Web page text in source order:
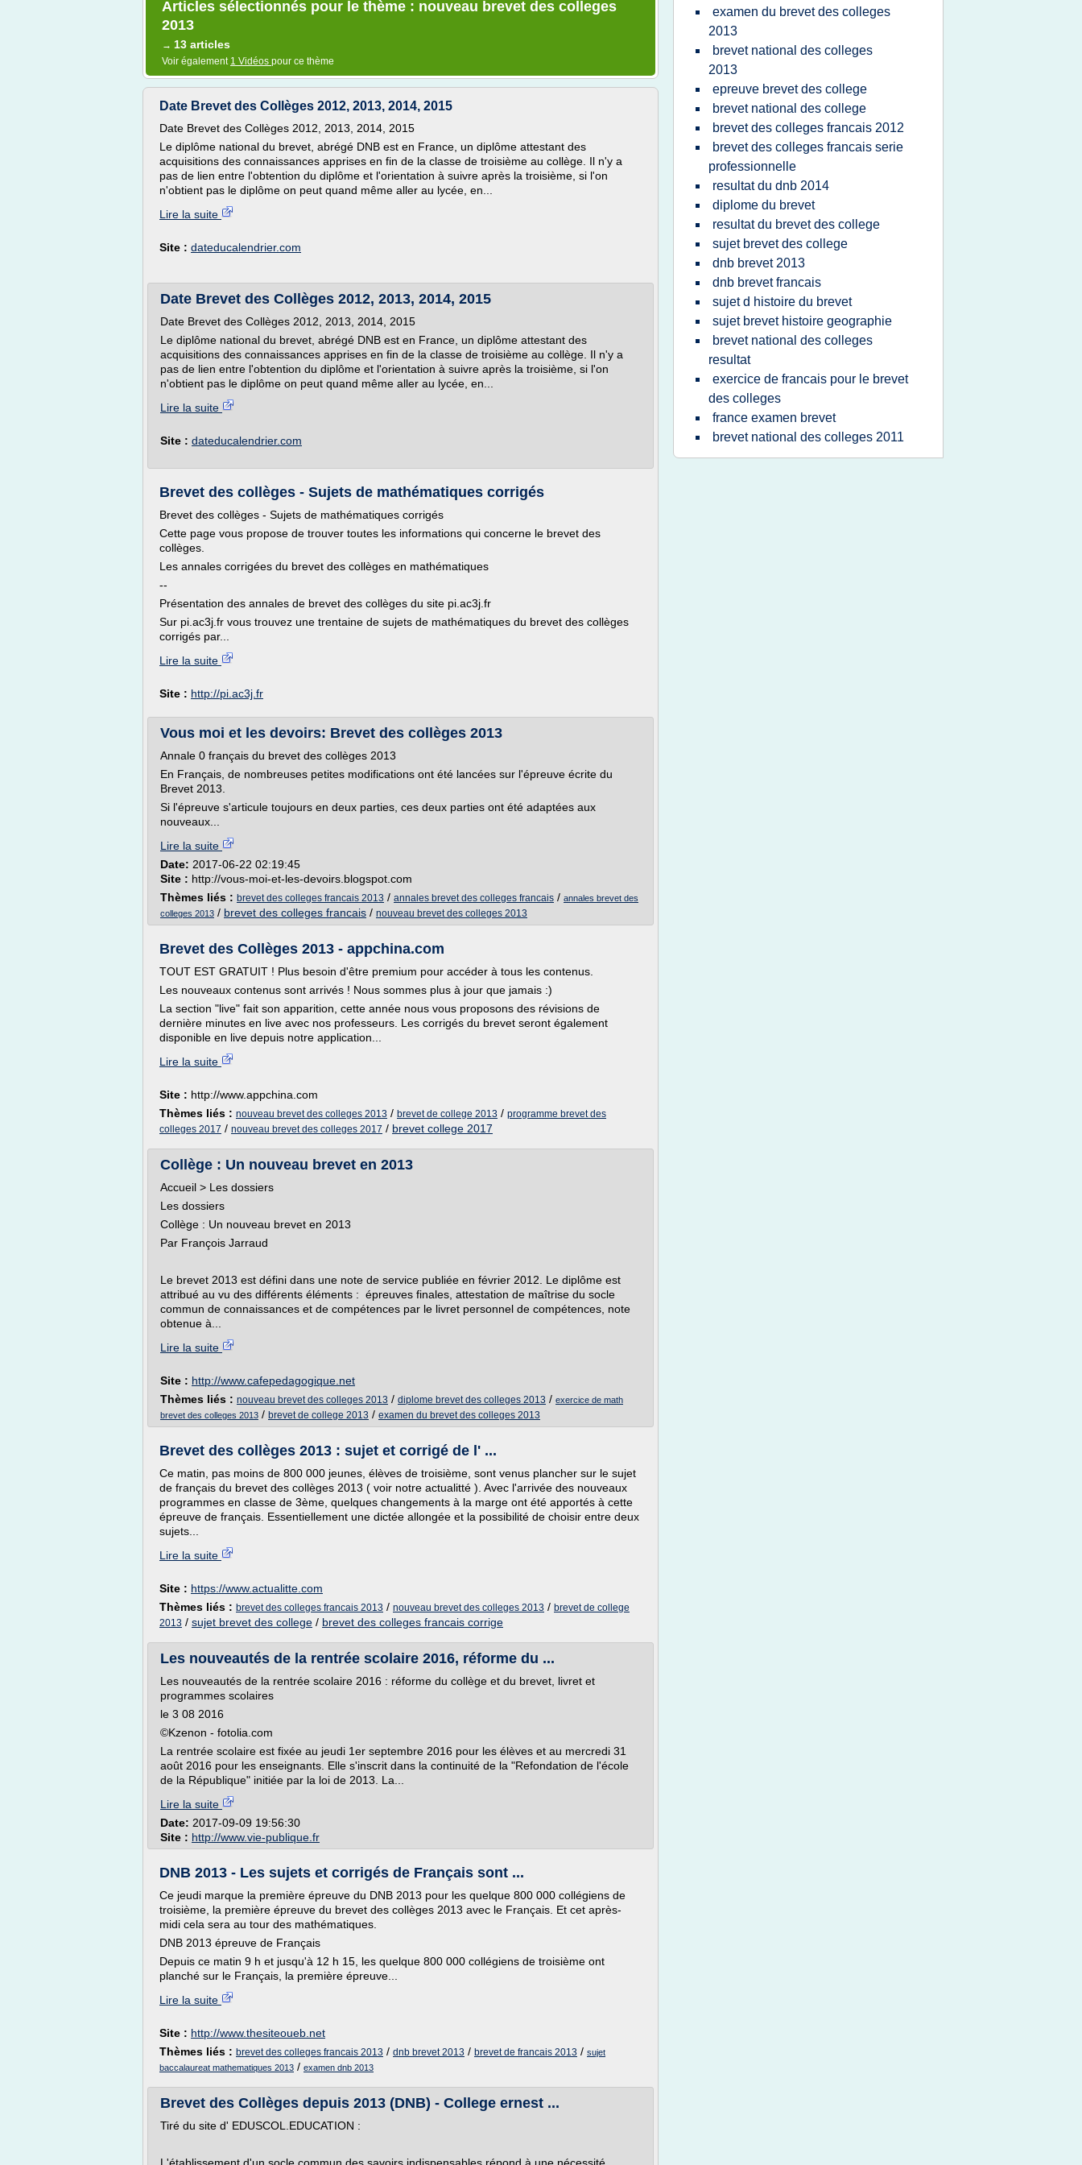
Articles sélectionnés pour le thème : nouveau brevet des colleges
2013
→ 13 articles
Voir également 1 Vidéos pour ce thème
Date Brevet des Collèges 2012, 2013, 2014, 2015
Date Brevet des Collèges 2012, 2013, 2014, 2015
Le diplôme national du brevet, abrégé DNB est en France, un diplôme attestant des
acquisitions des connaissances apprises en fin de la classe de troisième au collège. Il n'y a
pas de lien entre l'obtention du diplôme et l'orientation à suivre après la troisième, si l'on
n'obtient pas le diplôme on peut quand même aller au lycée, en...
Lire la suite
Site : dateducalendrier.com
Date Brevet des Collèges 2012, 2013, 2014, 2015
Date Brevet des Collèges 2012, 2013, 2014, 2015
Le diplôme national du brevet, abrégé DNB est en France, un diplôme attestant des
acquisitions des connaissances apprises en fin de la classe de troisième au collège. Il n'y a
pas de lien entre l'obtention du diplôme et l'orientation à suivre après la troisième, si l'on
n'obtient pas le diplôme on peut quand même aller au lycée, en...
Lire la suite
Site : dateducalendrier.com
Brevet des collèges - Sujets de mathématiques corrigés
Brevet des collèges - Sujets de mathématiques corrigés
Cette page vous propose de trouver toutes les informations qui concerne le brevet des
collèges.
Les annales corrigées du brevet des collèges en mathématiques
--
Présentation des annales de brevet des collèges du site pi.ac3j.fr
Sur pi.ac3j.fr vous trouvez une trentaine de sujets de mathématiques du brevet des collèges
corrigés par...
Lire la suite
Site : http://pi.ac3j.fr
Vous moi et les devoirs: Brevet des collèges 2013
Annale 0 français du brevet des collèges 2013
En Français, de nombreuses petites modifications ont été lancées sur l'épreuve écrite du
Brevet 2013.
Si l'épreuve s'articule toujours en deux parties, ces deux parties ont été adaptées aux
nouveaux...
Lire la suite
Date: 2017-06-22 02:19:45
Site : http://vous-moi-et-les-devoirs.blogspot.com
Thèmes liés : brevet des colleges francais 2013 / annales brevet des colleges francais / annales brevet des
colleges 2013 / brevet des colleges francais / nouveau brevet des colleges 2013
Brevet des Collèges 2013 - appchina.com
TOUT EST GRATUIT ! Plus besoin d'être premium pour accéder à tous les contenus.
Les nouveaux contenus sont arrivés ! Nous sommes plus à jour que jamais :)
La section "live" fait son apparition, cette année nous vous proposons des révisions de
dernière minutes en live avec nos professeurs. Les corrigés du brevet seront également
disponible en live depuis notre application...
Lire la suite
Site : http://www.appchina.com
Thèmes liés : nouveau brevet des colleges 2013 / brevet de college 2013 / programme brevet des
colleges 2017 / nouveau brevet des colleges 2017 / brevet college 2017
Collège : Un nouveau brevet en 2013
Accueil > Les dossiers
Les dossiers
Collège : Un nouveau brevet en 2013
Par François Jarraud
Le brevet 2013 est défini dans une note de service publiée en février 2012. Le diplôme est
attribué au vu des différents éléments : épreuves finales, attestation de maîtrise du socle
commun de connaissances et de compétences par le livret personnel de compétences, note
obtenue à...
Lire la suite
Site : http://www.cafepedagogique.net
Thèmes liés : nouveau brevet des colleges 2013 / diplome brevet des colleges 2013 / exercice de math
brevet des colleges 2013 / brevet de college 2013 / examen du brevet des colleges 2013
Brevet des collèges 2013 : sujet et corrigé de l' ...
Ce matin, pas moins de 800 000 jeunes, élèves de troisième, sont venus plancher sur le sujet
de français du brevet des collèges 2013 ( voir notre actualitté ). Avec l'arrivée des nouveaux
programmes en classe de 3ème, quelques changements à la marge ont été apportés à cette
épreuve de français. Essentiellement une dictée allongée et la possibilité de choisir entre deux
sujets...
Lire la suite
Site : https://www.actualitte.com
Thèmes liés : brevet des colleges francais 2013 / nouveau brevet des colleges 2013 / brevet de college
2013 / sujet brevet des college / brevet des colleges francais corrige
Les nouveautés de la rentrée scolaire 2016, réforme du ...
Les nouveautés de la rentrée scolaire 2016 : réforme du collège et du brevet, livret et
programmes scolaires
le 3 08 2016
©Kzenon - fotolia.com
La rentrée scolaire est fixée au jeudi 1er septembre 2016 pour les élèves et au mercredi 31
août 2016 pour les enseignants. Elle s'inscrit dans la continuité de la "Refondation de l'école
de la République" initiée par la loi de 2013. La...
Lire la suite
Date: 2017-09-09 19:56:30
Site : http://www.vie-publique.fr
DNB 2013 - Les sujets et corrigés de Français sont ...
Ce jeudi marque la première épreuve du DNB 2013 pour les quelque 800 000 collégiens de
troisième, la première épreuve du brevet des collèges 2013 avec le Français. Et cet après-
midi cela sera au tour des mathématiques.
DNB 2013 épreuve de Français
Depuis ce matin 9 h et jusqu'à 12 h 15, les quelque 800 000 collégiens de troisième ont
planché sur le Français, la première épreuve...
Lire la suite
Site : http://www.thesiteoueb.net
Thèmes liés : brevet des colleges francais 2013 / dnb brevet 2013 / brevet de francais 2013 / sujet
baccalaureat mathematiques 2013 / examen dnb 2013
Brevet des Collèges depuis 2013 (DNB) - College ernest ...
Tiré du site d' EDUSCOL.EDUCATION :
examen du brevet des colleges
2013
brevet national des colleges
2013
epreuve brevet des college
brevet national des college
brevet des colleges francais 2012
brevet des colleges francais serie
professionnelle
resultat du dnb 2014
diplome du brevet
resultat du brevet des college
sujet brevet des college
dnb brevet 2013
dnb brevet francais
sujet d histoire du brevet
sujet brevet histoire geographie
brevet national des colleges
resultat
exercice de francais pour le brevet
des colleges
france examen brevet
brevet national des colleges 2011